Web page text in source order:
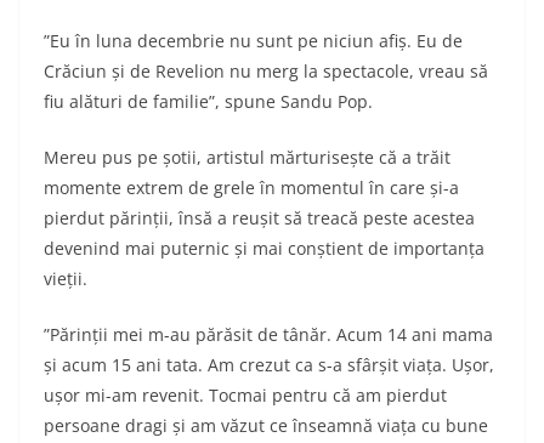
”Eu în luna decembrie nu sunt pe niciun afiș. Eu de
Crăciun și de Revelion nu merg la spectacole, vreau să
fiu alături de familie”, spune Sandu Pop.
Mereu pus pe șotii, artistul mărturisește că a trăit
momente extrem de grele în momentul în care și-a
pierdut părinții, însă a reușit să treacă peste acestea
devenind mai puternic și mai conștient de importanța
vieții.
”Părinții mei m-au părăsit de tânăr. Acum 14 ani mama
și acum 15 ani tata. Am crezut ca s-a sfârșit viața. Ușor,
ușor mi-am revenit. Tocmai pentru că am pierdut
persoane dragi și am văzut ce înseamnă viața cu bune